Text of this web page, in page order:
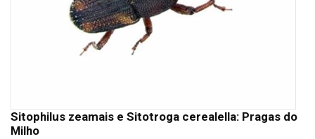
Sitophilus zeamais e Sitotroga cerealella: Pragas do
Milho